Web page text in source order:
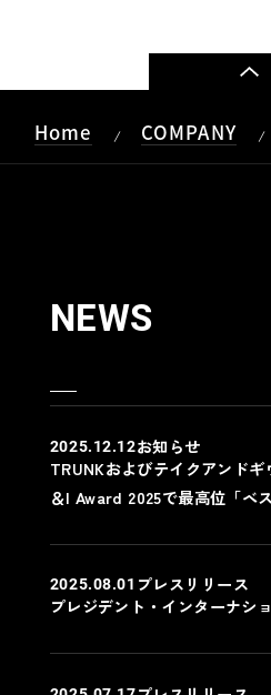
Home / COMPANY /
NEWS
2025.12.12お知らせ
TRUNKおよびテイクアンド
＆I Award 2025で最高位「ベ
2025.08.01 プレスリリース
プレジデント・インターナシ